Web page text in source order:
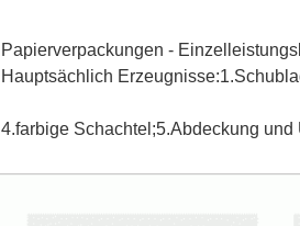
Papierverpackungen -
Hauptsächlich
4.farbige Schachtel;5.Abdeckung